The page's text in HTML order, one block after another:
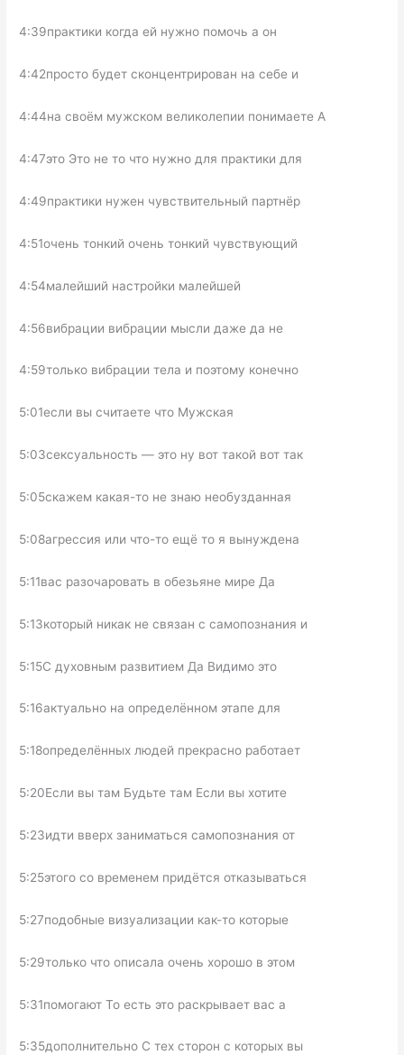
4:39практики когда ей нужно помочь а он
4:42просто будет сконцентрирован на себе и
4:44на своём мужском великолепии понимаете А
4:47это Это не то что нужно для практики для
4:49практики нужен чувствительный партнёр
4:51очень тонкий очень тонкий чувствующий
4:54малейший настройки малейшей
4:56вибрации вибрации мысли даже да не
4:59только вибрации тела и поэтому конечно
5:01если вы считаете что Мужская
5:03сексуальность — это ну вот такой вот так
5:05скажем какая-то не знаю необузданная
5:08агрессия или что-то ещё то я вынуждена
5:11вас разочаровать в обезьяне мире Да
5:13который никак не связан с самопознания и
5:15С духовным развитием Да Видимо это
5:16актуально на определённом этапе для
5:18определённых людей прекрасно работает
5:20Если вы там Будьте там Если вы хотите
5:23идти вверх заниматься самопознания от
5:25этого со временем придётся отказываться
5:27подобные визуализации как-то которые
5:29только что описала очень хорошо в этом
5:31помогают То есть это раскрывает вас а
5:35дополнительно С тех сторон с которых вы